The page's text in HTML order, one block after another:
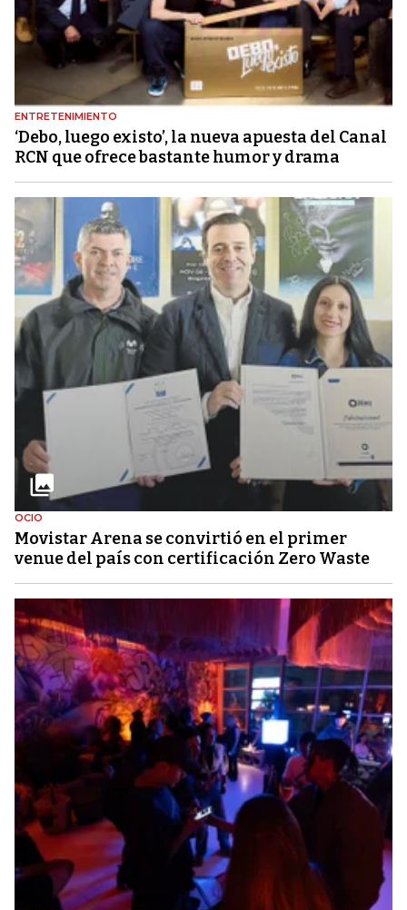
ENTRETENIMIENTO
‘Debo, luego existo’, la nueva apuesta del Canal
RCN que ofrece bastante humor y drama
OCIO
Movistar Arena se convirtió en el primer
venue del país con certificación Zero Waste